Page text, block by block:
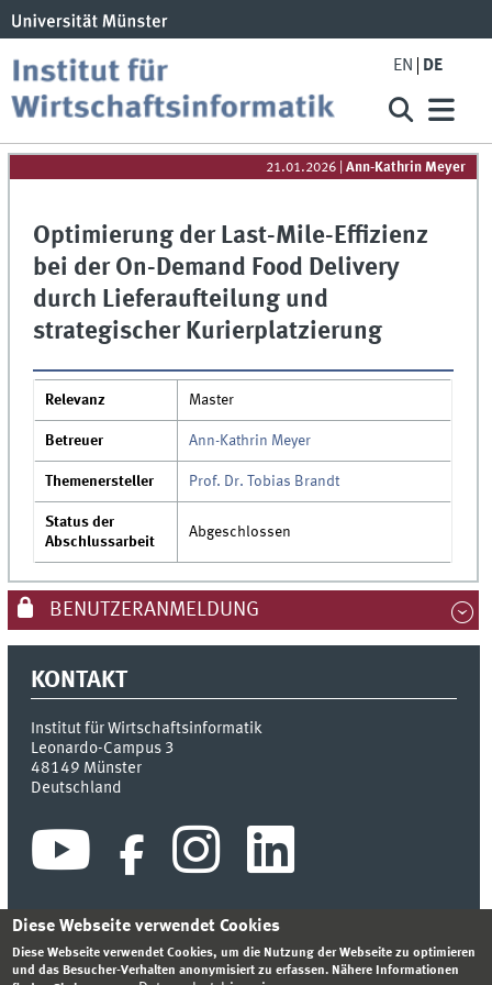
EN DE
21.01.2026 |Ann-Kathrin Meyer
Optimierung der Last-Mile-Effizienz
bei der On-Demand Food Delivery
durch Lieferaufteilung und
strategischer Kurierplatzierung
Relevanz Master
Betreuer Ann-Kathrin Meyer
Themenersteller Prof. Dr. Tobias Brandt
Status der
Abschlussarbeit
Abgeschlossen
BENUTZERANMELDUNG
KONTAKT
Institut für Wirtschaftsinformatik
Leonardo-Campus 3
48149 Münster
Deutschland
INDEX SITEMAP KONTAKT ANMELDEN
IMPRESSUM
Diese Webseite verwendet Cookies
Diese Webseite verwendet Cookies, um die Nutzung der Webseite zu optimieren
und das Besucher-Verhalten anonymisiert zu erfassen. Nähere Informationen